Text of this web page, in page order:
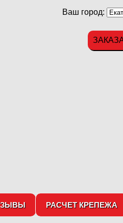
Ваш город:
РАСЧЕТ КРЕПЕЖА